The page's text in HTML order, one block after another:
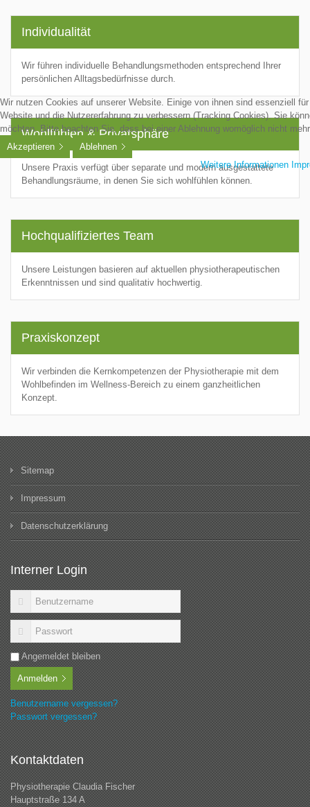
Individualität
Wir führen individuelle Behandlungsmethoden entsprechend Ihrer
persönlichen Alltagsbedürfnisse durch.
Wohlfühlen & Privatsphäre
Unsere Praxis verfügt über separate und modern ausgestattete
Behandlungsräume, in denen Sie sich wohlfühlen können.
Hochqualifiziertes Team
Unsere Leistungen basieren auf aktuellen physiotherapeutischen
Erkenntnissen und sind qualitativ hochwertig.
Praxiskonzept
Wir verbinden die Kernkompetenzen der Physiotherapie mit dem
Wohlbefinden im Wellness-Bereich zu einem ganzheitlichen
Konzept.
Sitemap
Impressum
Datenschutzerklärung
Interner Login
Angemeldet bleiben
Anmelden
Benutzername vergessen?
Passwort vergessen?
Kontaktdaten
Physiotherapie Claudia Fischer
Hauptstraße 134 A
Wir nutzen Cookies auf unserer Website. Einige von ihnen sind essenziell
Website und die Nutzererfahrung zu verbessern (Tracking Cookies). Sie
möchten. Bitte beachten Sie, dass bei einer Ablehnung womöglich nicht
Akzeptieren
Ablehnen
Weitere Informationen